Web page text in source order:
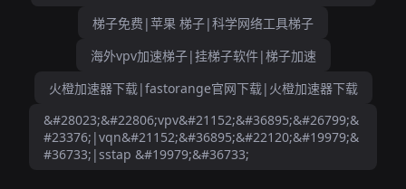
梯子免费|苹果 梯子|科学网络工具梯子
海外vpv加速梯子|挂梯子软件|梯子加速
火橙加速器下载|fastorange官网下载|火橙加速器下载
&#28023;&#22806;vpv&#21152;&#36895;&#26799;&
#23376;|vqn&#21152;&#36895;&#22120;&#19979;&
#36733;|sstap &#19979;&#36733;